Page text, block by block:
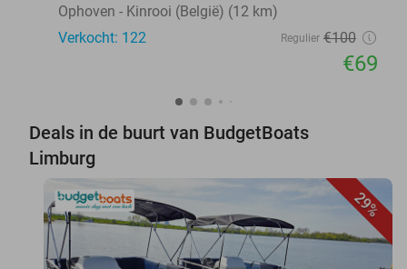
Ophoven - Kinrooi (België) (12 km)
Verkocht: 122
Regulier €100
€69
Deals in de buurt van BudgetBoats
Limburg
29%